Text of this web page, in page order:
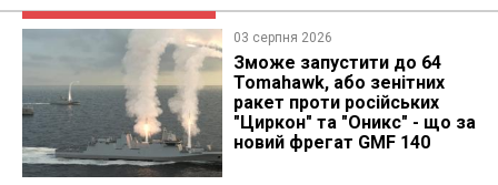
03 серпня 2026
Зможе запустити до 64
Tomahawk, або зенітних
ракет проти російських
"Циркон" та "Оникс" - що за
новий фрегат GMF 140